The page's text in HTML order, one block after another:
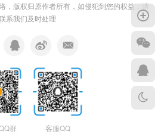
，版权归原作者所有，如侵犯到您的权益，请
系我们及时处理
群 客服QQ